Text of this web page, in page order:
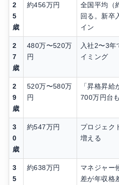
2
5
歳
約456万円
全国平均（
回る。新卒
イン
2
7
歳
480万〜520万
円
入社2〜3年
イミング
2
9
歳
520万〜580万
円
「昇格昇
700万円台
3
0
歳
約547万円
プロジェク
増える
3
5
約638万円
マネジャー
差が年収格